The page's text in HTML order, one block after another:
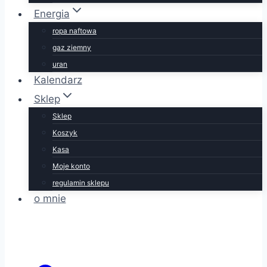
Energia
ropa naftowa
gaz ziemny
uran
Kalendarz
Sklep
Sklep
Koszyk
Kasa
Moje konto
regulamin sklepu
o mnie